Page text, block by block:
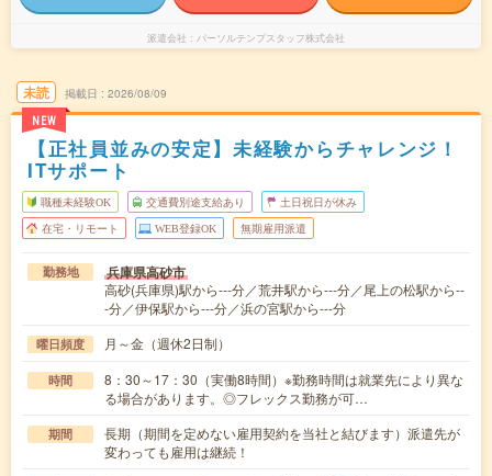
派遣会社 パーソルテンプスタッフ株式会社
未読
NEW
掲載日 2026/08/09
【正社員並みの安定】未経験からチャレンジ！
ITサポート
職種未経験OK 交通費別途支給あり 土日祝日が休み
在宅・リモート WEB登録OK 無期雇用派遣
勤務地 兵庫県高砂市
高砂(兵庫県)駅から---分／荒井駅から---分／尾上の松駅から--
-分／伊保駅から---分／浜の宮駅から---分
曜日頻度 月～金（週休2日制）
時間
8：30～17：30（実働8時間）※勤務時間は就業先により異な
る場合があります。◎フレックス勤務が可…
期間
長期（期間を定めない雇用契約を当社と結びます）派遣先が
変わっても雇用は継続！